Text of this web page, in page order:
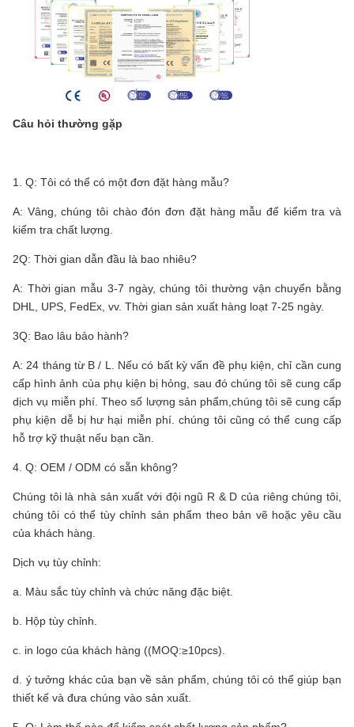
Câu hỏi thường gặp
1. Q: Tôi có thể có một đơn đặt hàng mẫu?
A: Vâng, chúng tôi chào đón đơn đặt hàng mẫu để kiểm tra và
kiểm tra chất lượng.
2Q: Thời gian dẫn đầu là bao nhiêu?
A: Thời gian mẫu 3-7 ngày, chúng tôi thường vận chuyển bằng
DHL, UPS, FedEx, vv. Thời gian sản xuất hàng loạt 7-25 ngày.
3Q: Bao lâu bảo hành?
A: 24 tháng từ B / L. Nếu có bất kỳ vấn đề phụ kiện, chỉ cần cung
cấp hình ảnh của phụ kiện bị hỏng, sau đó chúng tôi sẽ cung cấp
dịch vụ miễn phí. Theo số lượng sản phẩm,chúng tôi sẽ cung cấp
phụ kiện dễ bị hư hại miễn phí. chúng tôi cũng có thể cung cấp
hỗ trợ kỹ thuật nếu bạn cần.
4. Q: OEM / ODM có sẵn không?
Chúng tôi là nhà sản xuất với đội ngũ R & D của riêng chúng tôi,
chúng tôi có thể tùy chỉnh sản phẩm theo bản vẽ hoặc yêu cầu
của khách hàng.
Dịch vụ tùy chỉnh:
a. Màu sắc tùy chỉnh và chức năng đặc biệt.
b. Hộp tùy chỉnh.
c. in logo của khách hàng ((MOQ:≥10pcs).
d. ý tưởng khác của bạn về sản phẩm, chúng tôi có thể giúp bạn
thiết kế và đưa chúng vào sản xuất.